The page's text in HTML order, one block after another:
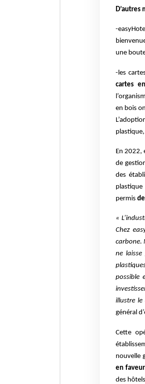
D’autres
-
une
-les
cartes
en bois
En 2022,
de
des
permis
«
Chez
carbone.
ne
possible
illustre le
général
Cette
nouvelle
en
des